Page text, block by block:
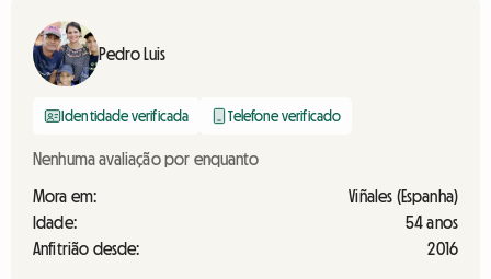
Pedro Luis
Identidade verificada Telefone verificado
Nenhuma avaliação por enquanto
Mora em:
Viñales (Espanha)
Idade:
54 anos
Anfitrião desde:
2016